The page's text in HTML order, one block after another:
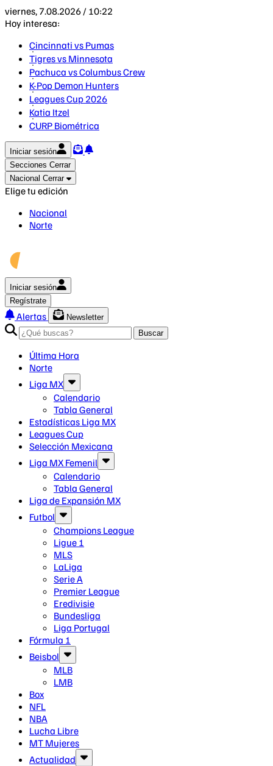
viernes, 7.08.2026 / 10:22
Hoy interesa:
Cincinnati vs Pumas
Tigres vs Minnesota
Pachuca vs Columbus Crew
K-Pop Demon Hunters
Leagues Cup 2026
Katia Itzel
CURP Biométrica
Iniciar sesión
Secciones Cerrar
Nacional Cerrar
Elige tu edición
Nacional
Norte
Iniciar sesión
Regístrate
Alertas
Newsletter
Buscar
Última Hora
Norte
Liga MX
Calendario
Tabla General
Estadísticas Liga MX
Leagues Cup
Selección Mexicana
Liga MX Femenil
Calendario
Tabla General
Liga de Expansión MX
Futbol
Champions League
Ligue 1
MLS
LaLiga
Serie A
Premier League
Eredivisie
Bundesliga
Liga Portugal
Fórmula 1
Beisbol
MLB
LMB
Box
NFL
NBA
Lucha Libre
MT Mujeres
Actualidad